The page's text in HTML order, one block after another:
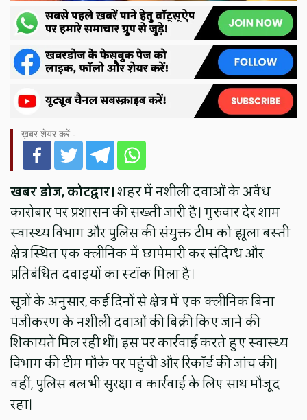
ख़बर शेयर करें -
खबर डोज, कोटद्वार।शहर में नशीली दवाओं के अवैध
कारोबार पर प्रशासन की सख्ती जारी है। गुरुवार देर शाम
स्वास्थ्य विभाग और पुलिस की संयुक्त टीम को झूला बस्ती
क्षेत्र स्थित एक क्लीनिक में छापेमारी कर संदिग्ध और
प्रतिबंधित दवाइयों का स्टॉक मिला है।
सूत्रों के अनुसार, कई दिनों से क्षेत्र में एक क्लीनिक बिना
पंजीकरण के नशीली दवाओं की बिक्री किए जाने की
शिकायतें मिल रही थीं। इस पर कार्रवाई करते हुए स्वास्थ्य
विभाग की टीम मौके पर पहुंची और रिकॉर्ड की जांच की।
वहीं, पुलिस बल भी सुरक्षा व कार्रवाई के लिए साथ मौजूद
रहा।